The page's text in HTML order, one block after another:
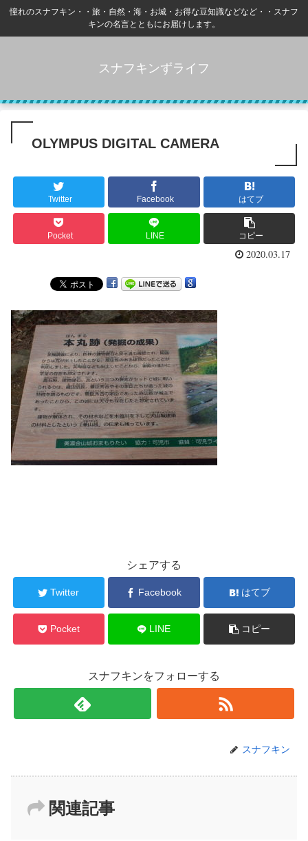
憧れのスナフキン・・旅・自然・海・お城・お得な豆知識などなど・・スナフ
キンの名言とともにお届けします。
スナフキンずライフ
OLYMPUS DIGITAL CAMERA
Twitter Facebook はてブ
Pocket LINE コピー
2020.03.17
シェアする
Twitter Facebook はてブ
Pocket LINE コピー
スナフキンをフォローする
スナフキン
関連記事